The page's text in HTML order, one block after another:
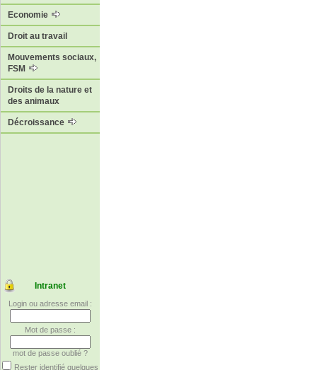
Economie
Droit au travail
Mouvements sociaux,
FSM
Droits de la nature et
des animaux
Décroissance
Intranet
Login ou adresse email :
Mot de passe :
mot de passe oublié ?
Rester identifié quelques